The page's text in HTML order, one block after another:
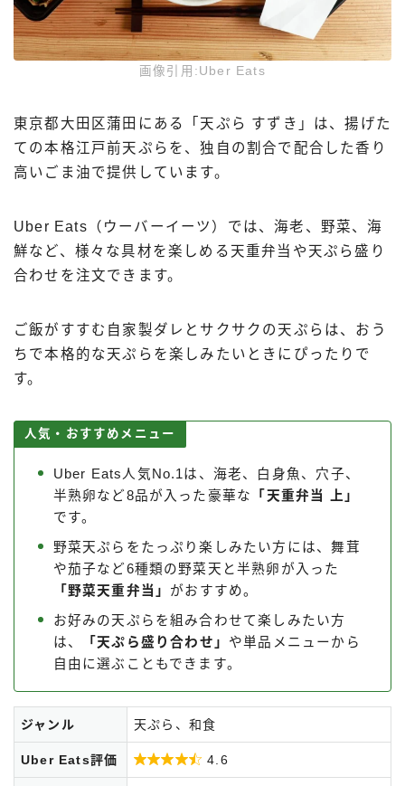
画像引用:Uber Eats
東京都大田区蒲田にある「天ぷら すずき」は、揚げた
ての本格江戸前天ぷらを、独自の割合で配合した香り
高いごま油で提供しています。
Uber Eats（ウーバーイーツ）では、海老、野菜、海
鮮など、様々な具材を楽しめる天重弁当や天ぷら盛り
合わせを注文できます。
ご飯がすすむ自家製ダレとサクサクの天ぷらは、おう
ちで本格的な天ぷらを楽しみたいときにぴったりで
す。
人気・おすすめメニュー
Uber Eats人気No.1は、海老、白身魚、穴子、
半熟卵など8品が入った豪華な
「天重弁当 上」
です。
野菜天ぷらをたっぷり楽しみたい方には、舞茸
や茄子など6種類の野菜天と半熟卵が入った
「野菜天重弁当」 がおすすめ。
お好みの天ぷらを組み合わせて楽しみたい方
は、
「天ぷら盛り合わせ」 や単品メニューから
自由に選ぶこともできます。
ジャンル 天ぷら、和食
Uber Eats評価  4.6